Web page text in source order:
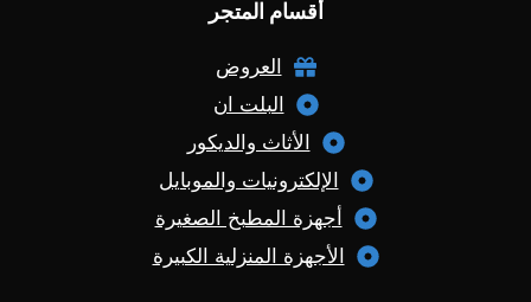
أقسام المتجر
العروض
البلت ان
الأثاث والديكور
الإلكترونيات والموبايل
أجهزة المطبخ الصغيرة
الأجهزة المنزلية الكبيرة